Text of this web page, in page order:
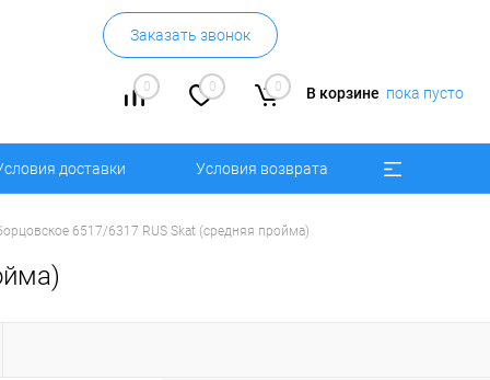
Заказать звонок
0 0 0 В корзине пока пусто
доставки Условия возврата
6517/6317 RUS Skat (средняя пройма)